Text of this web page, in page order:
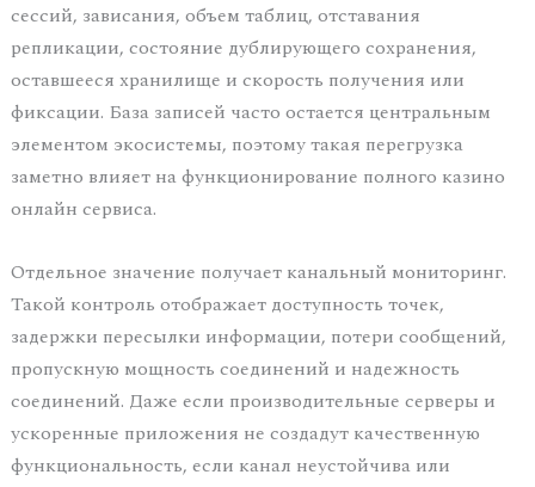
сессий, зависания, объем таблиц, отставания
репликации, состояние дублирующего сохранения,
оставшееся хранилище и скорость получения или
фиксации. База записей часто остается центральным
элементом экосистемы, поэтому такая перегрузка
заметно влияет на функционирование полного казино
онлайн сервиса.
Отдельное значение получает канальный мониторинг.
Такой контроль отображает доступность точек,
задержки пересылки информации, потери сообщений,
пропускную мощность соединений и надежность
соединений. Даже если производительные серверы и
ускоренные приложения не создадут качественную
функциональность, если канал неустойчива или